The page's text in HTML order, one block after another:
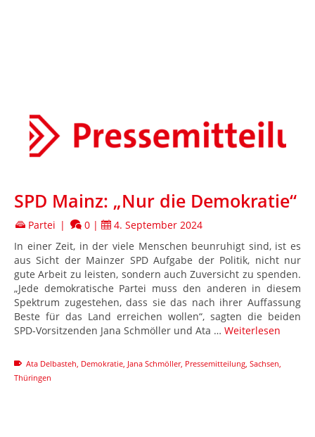
SPD Mainz: „Nur die Demokratie“
Partei | 0 |
4. September 2024
In einer Zeit, in der viele Menschen beunruhigt sind, ist es
aus Sicht der Mainzer SPD Aufgabe der Politik, nicht nur
gute Arbeit zu leisten, sondern auch Zuversicht zu spenden.
„Jede demokratische Partei muss den anderen in diesem
Spektrum zugestehen, dass sie das nach ihrer Auffassung
Beste für das Land erreichen wollen“, sagten die beiden
SPD-Vorsitzenden Jana Schmöller und Ata … Weiterlesen
Ata Delbasteh Demokratie Jana Schmöller, Pressemitteilung Sachsen
Thüringen